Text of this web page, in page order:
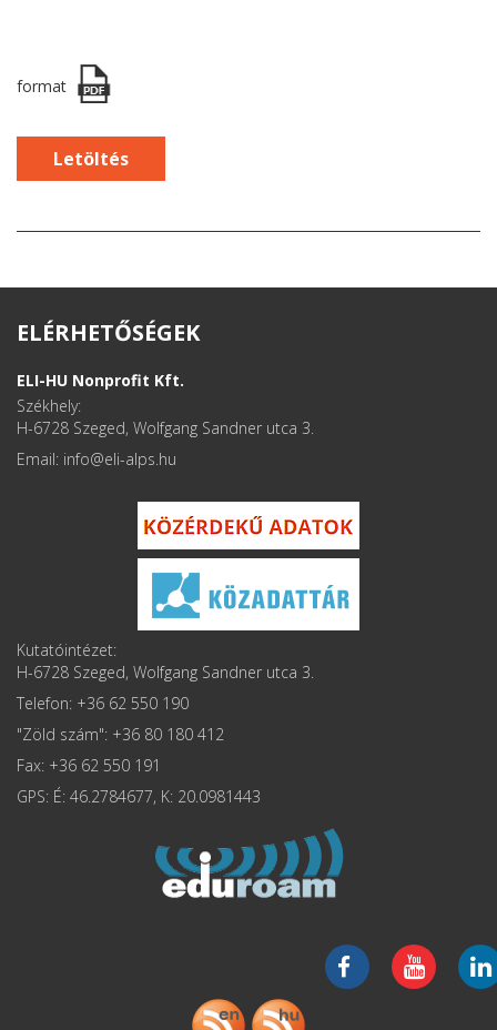
format
Letöltés
ELÉRHETŐSÉGEK
ELI-HU Nonprofit Kft.
Székhely:
H-6728 Szeged, Wolfgang Sandner utca 3.
Email: info
Kutatóintézet:
H-6728 Szeged, Wolfgang Sandner utca 3.
Telefon: +36 62 550 190
"Zöld szám": +36 80 180 412
Fax: +36 62 550 191
GPS: É: 46.2784677, K: 20.0981443